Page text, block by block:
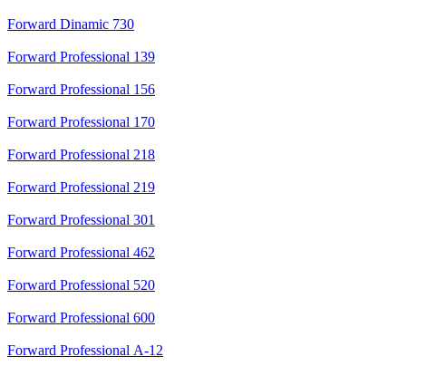
Forward Dinamic 730
Forward Professional 139
Forward Professional 156
Forward Professional 170
Forward Professional 218
Forward Professional 219
Forward Professional 301
Forward Professional 462
Forward Professional 520
Forward Professional 600
Forward Professional А-12